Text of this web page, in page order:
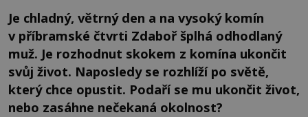
Je chladný, větrný den a na vysoký komín
v příbramské čtvrti Zdaboř šplhá odhodlaný
muž. Je rozhodnut skokem z komína ukončit
svůj život. Naposledy se rozhlíží po světě,
který chce opustit. Podaří se mu ukončit život,
nebo zasáhne nečekaná okolnost?